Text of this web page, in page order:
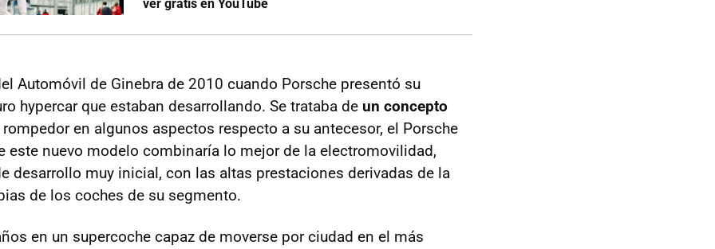
ver gratis en YouTube
Automóvil de Ginebra de 2010 cuando Porsche presentó su
hypercar que estaban desarrollando. Se trataba de un concepto
en algunos aspectos respecto a su antecesor, el Porsche
este nuevo modelo combinaría lo mejor de la electromovilidad,
desarrollo muy inicial, con las altas prestaciones derivadas de la
de los coches de su segmento.
en un supercoche capaz de moverse por ciudad en el más